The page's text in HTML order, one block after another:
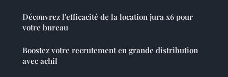
Découvrez l'efficacité de la location jura x6 pour
votre bureau
Boostez votre recrutement en grande distribution
avec achil